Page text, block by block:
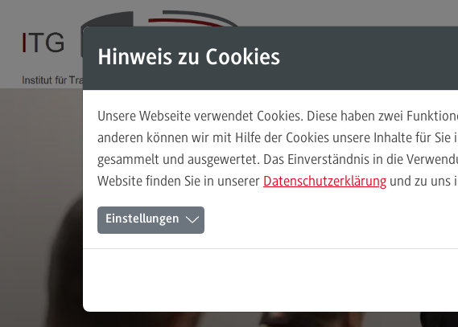
Direkt zum Hauptmenu
Das Institut
Das ITG in den Medien
Kontaktformular
Hinweis zu Cookies
Unsere Webseite verwendet Cookies. Diese haben zwei
anderen können wir mit Hilfe der Cookies unsere Inhalte für
gesammelt und ausgewertet. Das Einverständnis in die
Website finden Sie in unserer Datenschutzerklärung und zu uns
Einstellungen